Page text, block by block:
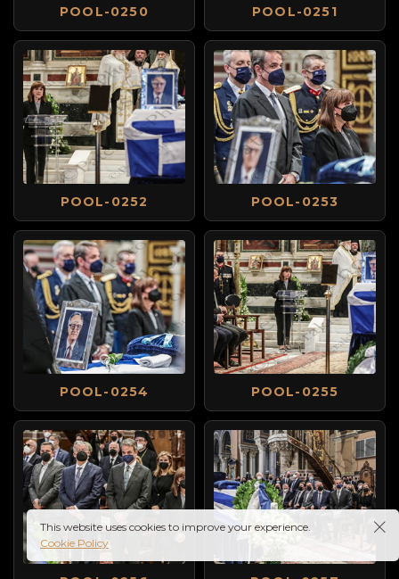
POOL-0250 POOL-0251
POOL-0252 POOL-0253
POOL-0254 POOL-0255
This website uses cookies to improve your experience.
Cookie Policy